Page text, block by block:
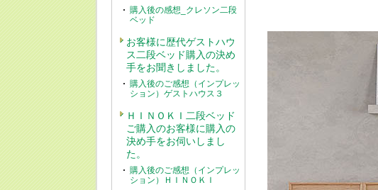
購入後の感想_クレソン二段
ベッド
お客様に歴代ゲストハウ
ス二段ベッド購入の決め
手をお聞きしました。
購入後のご感想（インプレッ
ション）ゲストハウス３
ＨＩＮＯＫＩ二段ベッド
ご購入のお客様に購入の
決め手をお伺いしまし
た。
購入後のご感想（インプレッ
ション）ＨＩＮＯＫＩ